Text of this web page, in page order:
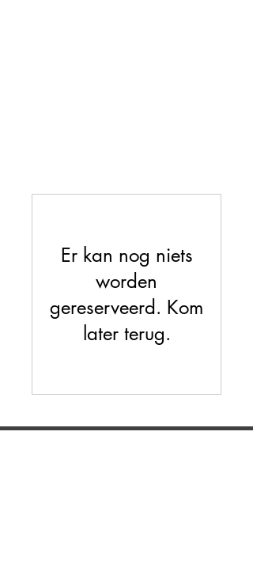
Er kan nog niets
worden
gereserveerd. Kom
later terug.